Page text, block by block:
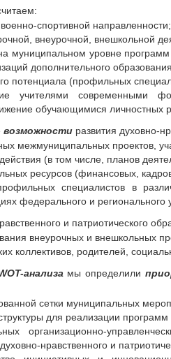
спортивной направленности;
внеурочной, внешкольной
муниципальном уровне
дополнительного
потенциала (профильных
учителями современными
обучающимися личностных
возможности развития духовно-
межмуниципальных проектов,
(в том числе, планов
ресурсов (финансовых,
специалистов в
федерального и регионального
и патриотического
внеурочных и внешкольных
коллективов, родителей,
-анализа мы определили
сетки муниципальных
для реализации
организационно-
нравственного и